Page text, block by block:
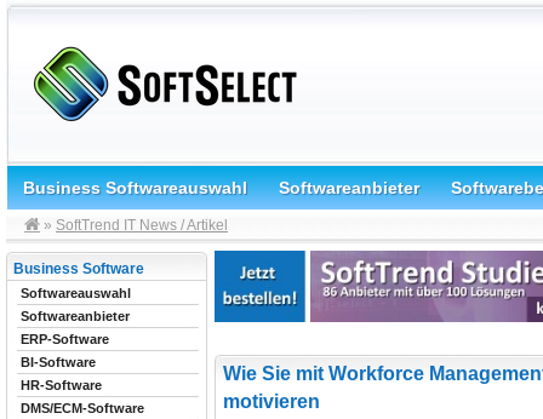
Business Softwareauswahl Softwareanbieter
» SoftTrend IT News / Artikel
Wie Sie mit Workforce
motivieren
Business Software
Softwareauswahl
Softwareanbieter
ERP-Software
BI-Software
HR-Software
DMS/ECM-Software